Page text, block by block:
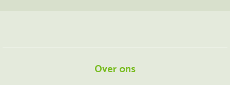
Over ons